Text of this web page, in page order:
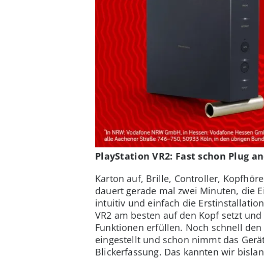
PlayStation VR2: Fast schon Plug
Karton auf, Brille, Controller,
dauert gerade mal zwei Minuten, die
intuitiv und einfach die
VR2 am besten auf den Kopf setzt
Funktionen erfüllen. Noch schnell
eingestellt und schon nimmt das
Blickerfassung. Das kannten wir